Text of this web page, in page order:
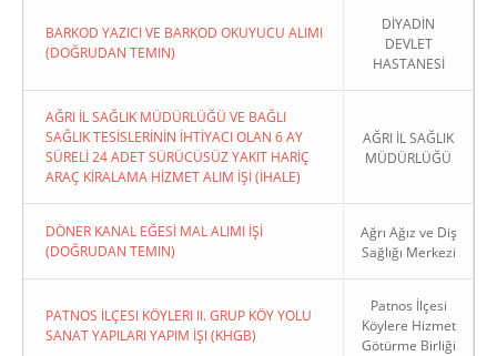
BARKOD YAZICI VE BARKOD OKUYUCU ALIMI
(DOĞRUDAN TEMIN)
DİYADİN
DEVLET
HASTANESİ
AĞRI İL SAĞLIK MÜDÜRLÜĞÜ VE BAĞLI
SAĞLIK TESİSLERİNİN İHTİYACI OLAN 6 AY
SÜRELİ 24 ADET SÜRÜCÜSÜZ YAKIT HARİÇ
ARAÇ KİRALAMA HİZMET ALIM İŞİ (İHALE)
AĞRI İL SAĞLIK
MÜDÜRLÜĞÜ
DÖNER KANAL EĞESİ MAL ALIMI İŞİ
(DOĞRUDAN TEMIN)
Ağrı Ağız ve Diş
Sağlığı Merkezi
PATNOS İLÇESI KÖYLERI II. GRUP KÖY YOLU
SANAT YAPILARI YAPIM İŞI (KHGB)
Patnos İlçesi
Köylere Hizmet
Götürme Birliği